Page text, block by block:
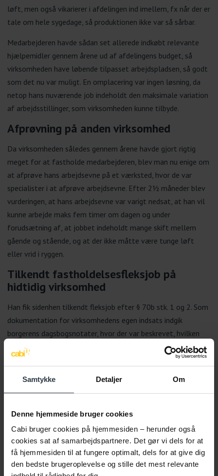
Samtykke Detaljer Om
Denne hjemmeside bruger cookies
Cabi bruger cookies på hjemmesiden – herunder også
cookies sat af samarbejdspartnere. Det gør vi dels for at
få hjemmesiden til at fungere optimalt, dels for at give dig
den bedste brugeroplevelse og stille det mest relevante
løft, men også vikarierer i afdelingen ind imellem, fx når der er
tale om hele sygedage, så produktionen ikke var så sårbar.
Medarbejderen havde sådan set allerede indkøbt relevante
hjælpemidler gennem årene ud af afdelingens budget, så
virksomheden have løbende tilpasset arbejdspladsen, så godt
som det nu var muligt. En omplacering var ingen løsning, da
netop hans nuværende job indeholdt den maksimale variation
af arbejdsstillinger, som virksomheden kunne tilbyde.
Afprøvning på anden virksomhed
Da virksomheden således gennem årene havde gjort rigtig
meget for at fastholde medarbejderen, blev man nu enige om
at afprøve hans arbejdsevne på et værksted, hvor de var
specialister i at afprøve arbejdsevne. Efter 2½ måneder blev
vurderingen, at hans arbejdsevne var varigt nedsat, at han vil
kunne arbejde maks fem timer om dagen og under
forudsætning af, at jobbet indeholdt mange skift mellem
gående og stående, og at der ikke måtte være tunge løft
eller vrid i ryggen.
Tilkendt fastholdelsesfleksjob på
hidtidig virksomhed
Han fik sidenhen tilkendt fleksjob efter § 70b stk. 1 og 2. Som
dokumentation for virksomhedens egen indsats indgik
borgerens dagsbogsnotater, hvor der var beskrevet, hvilken
assistance han modtog fra kollegerne og dokumentation for
de hjælpemidler, der var indkøbt de seneste år for at
Medarbejderen blev ansat på virksomheden i et fleksjob, hvor
kolleger. Han arbejder fem timer om dagen med indbyggede
pauser.